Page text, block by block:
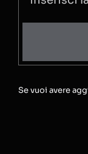
Se vuoi avere